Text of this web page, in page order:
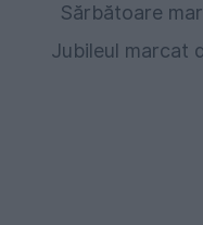
Sărbătoare
Jubileul marcat